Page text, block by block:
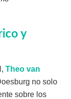
y
Theo van
no solo
sobre los